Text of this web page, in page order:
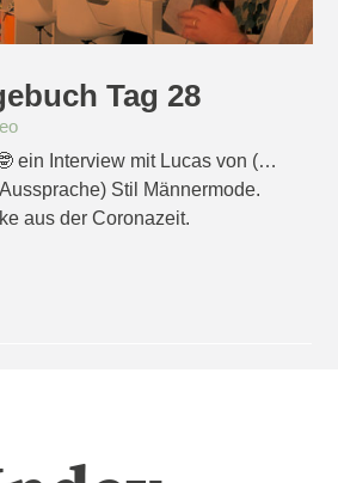
Tag 28
ein Interview mit Lucas von (…
Stil Männermode.
aus der Coronazeit.